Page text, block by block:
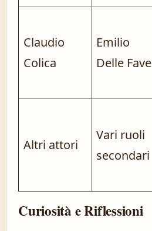
Claudio
Colica
Emilio
Delle Fave
Altri attori
Vari ruoli
secondari
Curiosità e Riflessioni